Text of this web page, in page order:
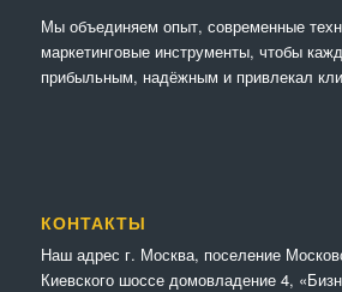
Мы объединяем опыт, современные
маркетинговые инструменты, чтобы
прибыльным, надёжным и привлекал
КОНТАКТЫ
Наш адрес г. Москва, поселение
Киевского шоссе домовладение 4,